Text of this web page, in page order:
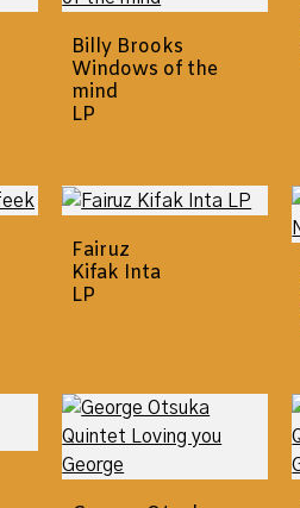
Billy Brooks
Windows of the
mind
LP
Fairuz
Kifak Inta
LP